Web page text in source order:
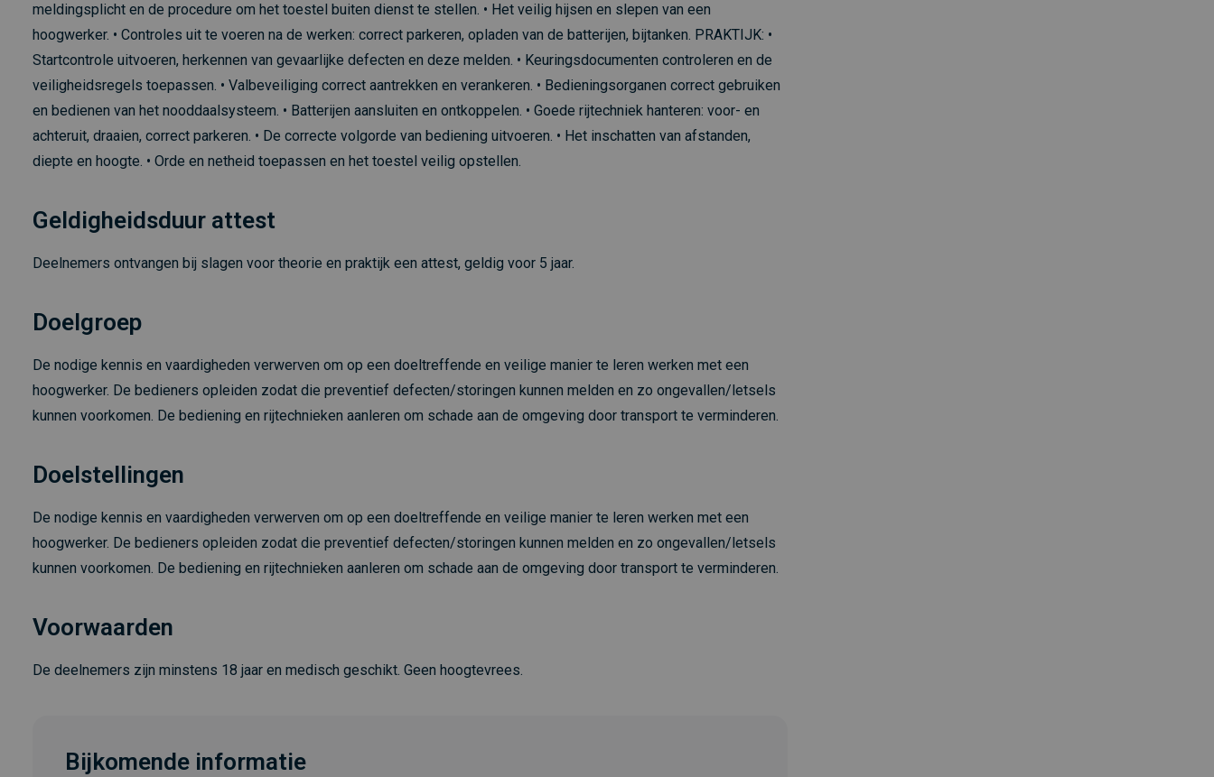
meldingsplicht en de procedure om het toestel buiten dienst te stellen. • Het veilig hijsen en slepen van een
hoogwerker. • Controles uit te voeren na de werken: correct parkeren, opladen van de batterijen, bijtanken. PRAKTIJK: •
Startcontrole uitvoeren, herkennen van gevaarlijke defecten en deze melden. • Keuringsdocumenten controleren en de
veiligheidsregels toepassen. • Valbeveiliging correct aantrekken en verankeren. • Bedieningsorganen correct gebruiken
en bedienen van het nooddaalsysteem. • Batterijen aansluiten en ontkoppelen. • Goede rijtechniek hanteren: voor- en
achteruit, draaien, correct parkeren. • De correcte volgorde van bediening uitvoeren. • Het inschatten van afstanden,
diepte en hoogte. • Orde en netheid toepassen en het toestel veilig opstellen.
Geldigheidsduur attest
Deelnemers ontvangen bij slagen voor theorie en praktijk een attest, geldig voor 5 jaar.
Doelgroep
De nodige kennis en vaardigheden verwerven om op een doeltreffende en veilige manier te leren werken met een
hoogwerker. De bedieners opleiden zodat die preventief defecten/storingen kunnen melden en zo ongevallen/letsels
kunnen voorkomen. De bediening en rijtechnieken aanleren om schade aan de omgeving door transport te verminderen.
Doelstellingen
De nodige kennis en vaardigheden verwerven om op een doeltreffende en veilige manier te leren werken met een
hoogwerker. De bedieners opleiden zodat die preventief defecten/storingen kunnen melden en zo ongevallen/letsels
kunnen voorkomen. De bediening en rijtechnieken aanleren om schade aan de omgeving door transport te verminderen.
Voorwaarden
De deelnemers zijn minstens 18 jaar en medisch geschikt. Geen hoogtevrees.
Bijkomende informatie